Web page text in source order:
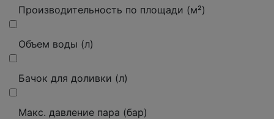
Производительность по площади (м²)
Объем воды (л)
Бачок для доливки (л)
Макс. давление пара (бар)